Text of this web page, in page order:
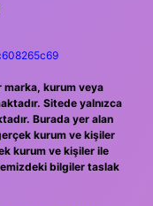
kurum veya
Sitede yalnızca
Burada yer alan
kurum ve kişiler
kurum ve kişiler ile
bilgiler taslak